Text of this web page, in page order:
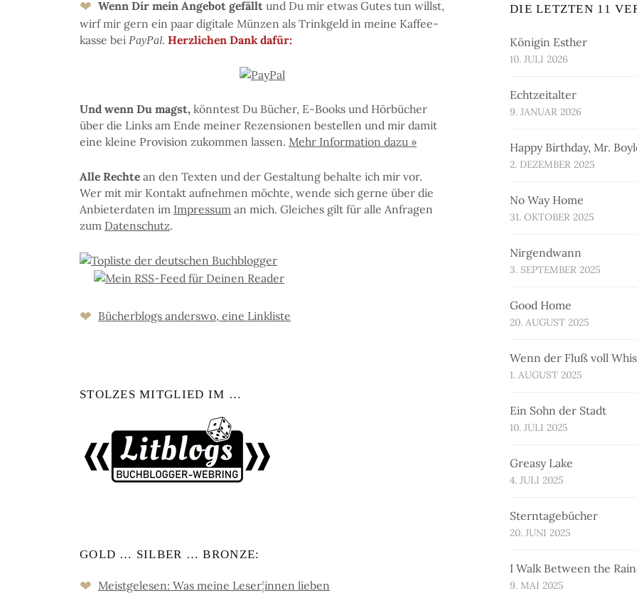
❤ Wenn Dir mein An­ge­bot ge­fällt und Du mir et­was Gu­tes tun willst,
wirf mir gern ein paar di­gi­ta­le Mün­zen als Trink­geld in mei­ne Kaf­fee­
kas­se bei PayPal. Herz­li­chen Dank dafür:
Und wenn Du magst, könn­test Du Bü­cher, E-Books und Hör­bü­cher
über die Links am En­de mei­ner Re­zen­sio­nen be­stel­len und mir da­mit
eine klei­ne Pro­vi­sion zu­kom­men las­sen. Mehr In­for­ma­tion da­zu »
Al­le Rech­te an den Tex­ten und der Ge­stal­tung be­hal­te ich mir vor.
Wer mit mir Kon­takt auf­neh­men möchte, wen­de sich ger­ne über die
An­bie­ter­da­ten im Im­pres­sum an mich. Glei­ches gilt für al­le An­fra­gen
zum Da­ten­schutz.
❤ Bücher­blogs an­ders­wo, eine Link­liste
STOLZES MITGLIED IM …
GOLD … SILBER … BRONZE:
❤ Meistgelesen: Was meine Leser¦innen lieben
DIE LETZTEN 11
Königin Esther
10. JULI 2026
Echtzeitalter
9. JANUAR 2026
Happy Birthday, Mr.
2. DEZEMBER 2025
No Way Home
31. OKTOBER 2025
Nirgendwann
3. SEPTEMBER 2025
Good Home
20. AUGUST 2025
Wenn der Fluß voll
1. AUGUST 2025
Ein Sohn der Stadt
10. JULI 2025
Greasy Lake
4. JULI 2025
Sterntagebücher
20. JUNI 2025
I Walk Between the
9. MAI 2025